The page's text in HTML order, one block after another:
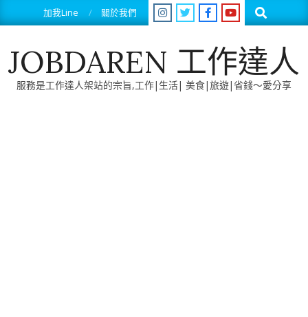
to
加我Line 關於我們 Search
JOBDAREN 工作達人
服務是工作達人架站的宗旨,工作|生活| 美食|旅遊|省錢～愛分享